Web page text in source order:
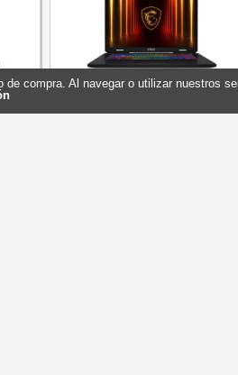
compra. Al navegar o utilizar nuestros